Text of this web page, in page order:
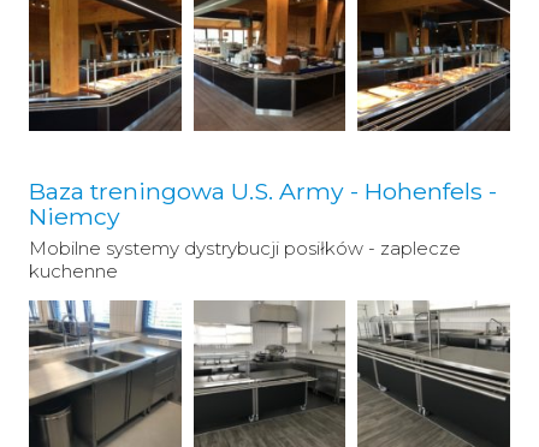
Baza treningowa U.S. Army - Hohenfels -
Niemcy
Mobilne systemy dystrybucji posiłków - zaplecze
kuchenne